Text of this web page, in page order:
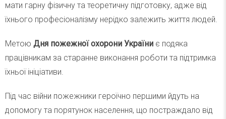
мати гарну фізичну та теоретичну підготовку, адже від
їхнього професіоналізму нерідко залежить життя людей.
Метою Дня пожежної охорони України є подяка
працівникам за старанне виконання роботи та підтримка
їхньої ініціативи.
Під час війни пожежники героїчно першими йдуть на
допомогу та порятунок населення, що постраждало від